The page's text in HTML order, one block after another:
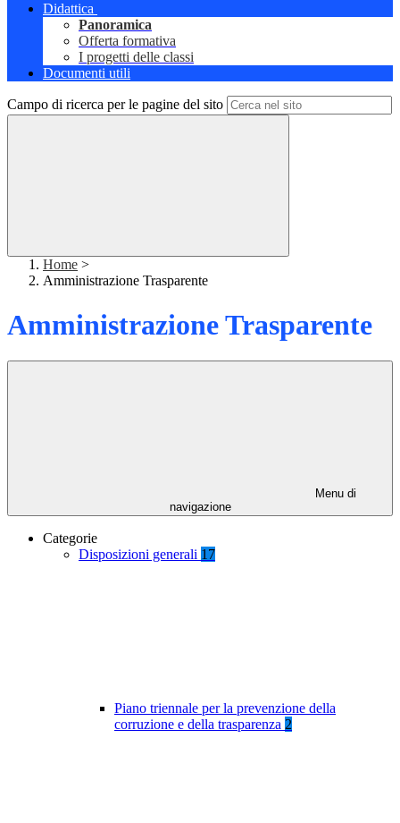
Didattica
Panoramica
Offerta formativa
I progetti delle classi
Documenti utili
Campo di ricerca per le pagine del sito
Home >
Amministrazione Trasparente
Amministrazione Trasparente
Menu di
navigazione
Categorie
Disposizioni generali 17
Piano triennale per la prevenzione della
corruzione e della trasparenza 2